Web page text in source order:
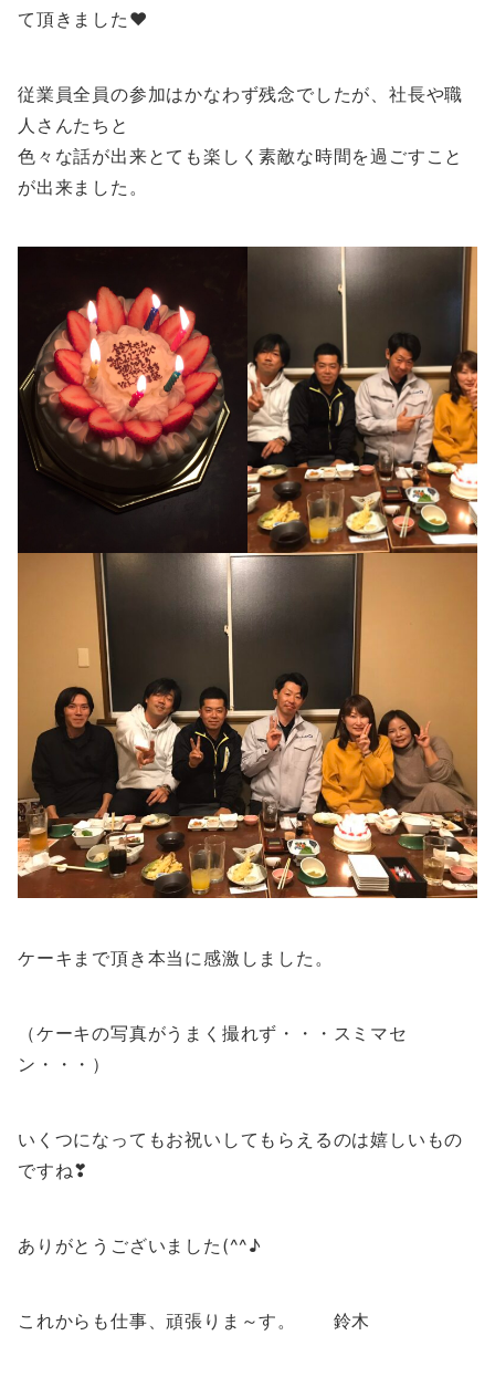
て頂きました❤
従業員全員の参加はかなわず残念でしたが、社長や職
人さんたちと
色々な話が出来とても楽しく素敵な時間を過ごすこと
が出来ました。
ケーキまで頂き本当に感激しました。
（ケーキの写真がうまく撮れず・・・スミマセ
ン・・・）
いくつになってもお祝いしてもらえるのは嬉しいもの
ですね❣
ありがとうございました(^^♪
これからも仕事、頑張りま～す。 鈴木